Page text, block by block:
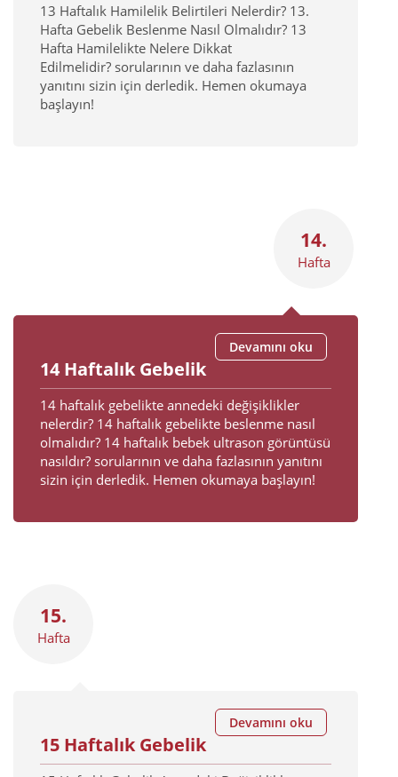
13 Haftalık Hamilelik Belirtileri Nelerdir? 13.
Hafta Gebelik Beslenme Nasıl Olmalıdır? 13
Hafta Hamilelikte Nelere Dikkat
Edilmelidir? sorularının ve daha fazlasının
yanıtını sizin için derledik. Hemen okumaya
başlayın!
14.
Hafta
14 Haftalık Gebelik
14 haftalık gebelikte annedeki değişiklikler
nelerdir? 14 haftalık gebelikte beslenme nasıl
olmalıdır? 14 haftalık bebek ultrason görüntüsü
nasıldır? sorularının ve daha fazlasının yanıtını
sizin için derledik. Hemen okumaya başlayın!
Devamını oku
15.
Hafta
15 Haftalık Gebelik
Devamını oku